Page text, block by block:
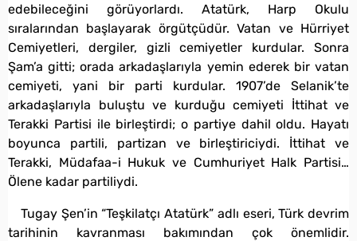
edebileceğini görüyorlardı. Atatürk, Harp Okulu
sıralarından başlayarak örgütçüdür. Vatan ve Hürriyet
Cemiyetleri, dergiler, gizli cemiyetler kurdular. Sonra
Şam’a gitti; orada arkadaşlarıyla yemin ederek bir vatan
cemiyeti, yani bir parti kurdular. 1907’de Selanik’te
arkadaşlarıyla buluştu ve kurduğu cemiyeti İttihat ve
Terakki Partisi ile birleştirdi; o partiye dahil oldu. Hayatı
boyunca partili, partizan ve birleştiriciydi. İttihat ve
Terakki, Müdafaa-i Hukuk ve Cumhuriyet Halk Partisi…
Ölene kadar partiliydi.
Tugay Şen’in “Teşkilatçı Atatürk” adlı eseri, Türk devrim
tarihinin kavranması bakımından çok önemlidir.